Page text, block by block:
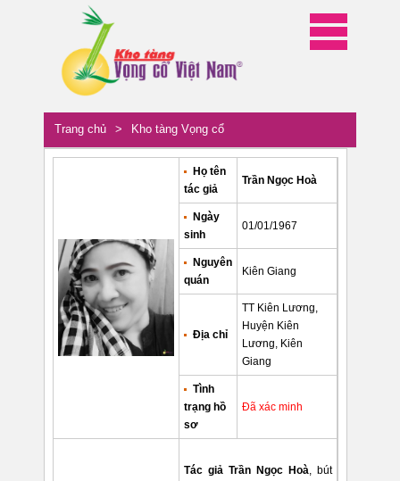
Trang chủ > Kho tàng Vọng cổ
Họ tên
tác giả
Trần Ngọc Hoà
Ngày
sinh
01/01/1967
Nguyên
quán
Kiên Giang
Địa chỉ
TT Kiên Lương,
Huyện Kiên
Lương, Kiên
Giang
Tình
trạng hồ
sơ
Đã xác minh
Tác giả Trần Ngọc Hoà, bút